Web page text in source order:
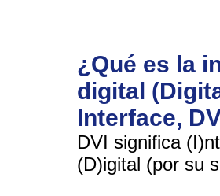
¿Qué es la
digital
Interface,
DVI significa
(D)igital (por su